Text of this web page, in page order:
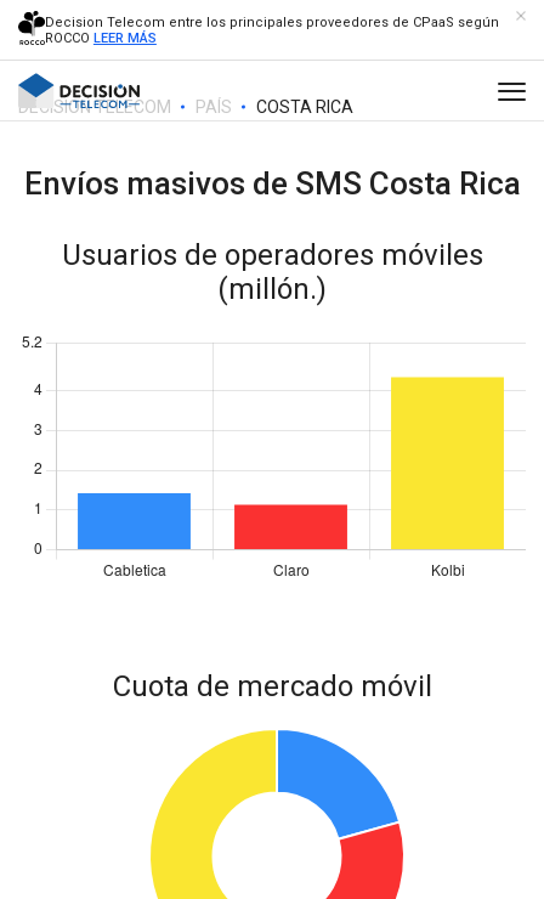
Decision Telecom entre los principales proveedores de CPaaS según
ROCCO LEER MÁS
DECISION TELECOM PAÍS COSTA RICA
Envíos masivos de SMS Costa Rica
Usuarios de operadores móviles
(millón.)
Cuota de mercado móvil